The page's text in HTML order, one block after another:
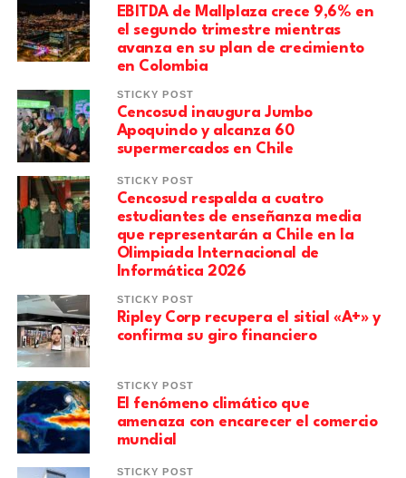
EBITDA de Mallplaza crece 9,6% en
el segundo trimestre mientras
avanza en su plan de crecimiento
en Colombia
STICKY POST
Cencosud inaugura Jumbo
Apoquindo y alcanza 60
supermercados en Chile
STICKY POST
Cencosud respalda a cuatro
estudiantes de enseñanza media
que representarán a Chile en la
Olimpiada Internacional de
Informática 2026
STICKY POST
Ripley Corp recupera el sitial «A+» y
confirma su giro financiero
STICKY POST
El fenómeno climático que
amenaza con encarecer el comercio
mundial
STICKY POST